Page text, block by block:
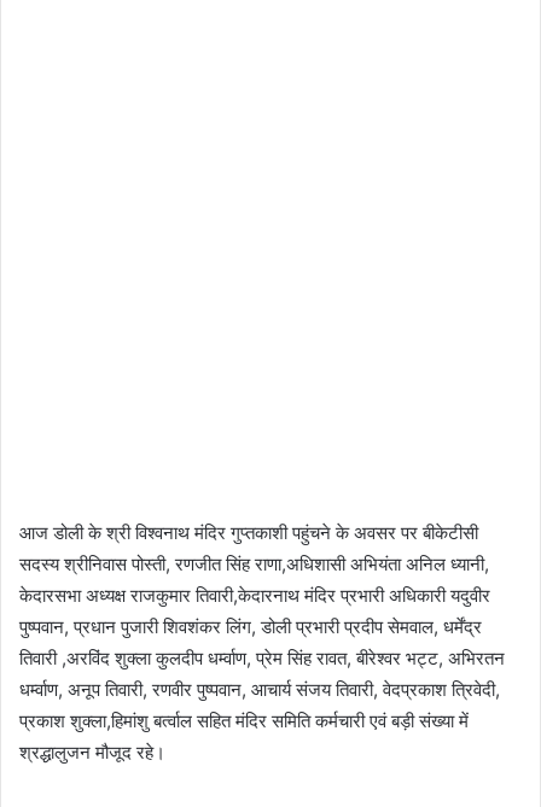
आज डोली के श्री विश्वनाथ मंदिर गुप्तकाशी पहुंचने के अवसर पर बीकेटीसी
सदस्य श्रीनिवास पोस्ती, रणजीत सिंह राणा,अधिशासी अभियंता अनिल ध्यानी,
केदारसभा अध्यक्ष राजकुमार तिवारी,केदारनाथ मंदिर प्रभारी अधिकारी यदुवीर
पुष्पवान, प्रधान पुजारी शिवशंकर लिंग, डोली प्रभारी प्रदीप सेमवाल, धर्मेंद्र
तिवारी ,अरविंद शुक्ला कुलदीप धर्म्वाण, प्रेम सिंह रावत, बीरेश्वर भट्ट, अभिरतन
धर्म्वाण, अनूप तिवारी, रणवीर पुष्पवान, आचार्य संजय तिवारी, वेदप्रकाश त्रिवेदी,
प्रकाश शुक्ला,हिमांशु बर्त्वाल सहित मंदिर समिति कर्मचारी एवं बड़ी संख्या में
श्रद्धालुजन मौजूद रहे।